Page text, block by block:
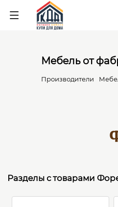
Мебель от
Производители
Разделы с товарами